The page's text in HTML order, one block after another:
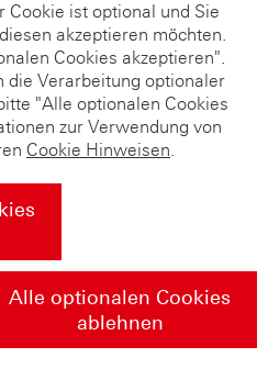
Cookie ist optional und Sie
akzeptieren möchten.
Cookies akzeptieren".
die Verarbeitung optionaler
"Alle optionalen Cookies
zur Verwendung von
Cookie Hinweisen.
Alle optionalen Cookies
ablehnen